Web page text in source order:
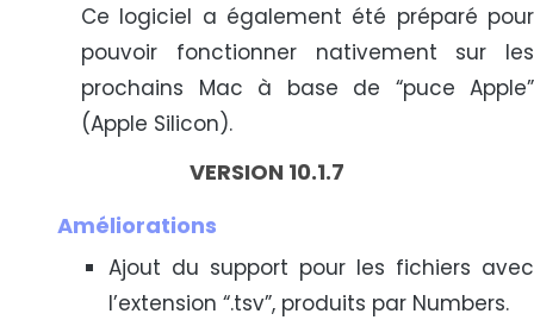
Ce logiciel a également été préparé pour
pouvoir fonctionner nativement sur les
prochains Mac à base de “puce Apple”
(Apple Silicon).
VERSION 10.1.7
Améliorations
Ajout du support pour les fichiers avec
l’extension “.tsv”, produits par Numbers.